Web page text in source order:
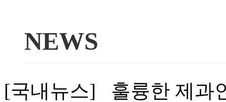
NEWS
[국내뉴스] 훌륭한 제과